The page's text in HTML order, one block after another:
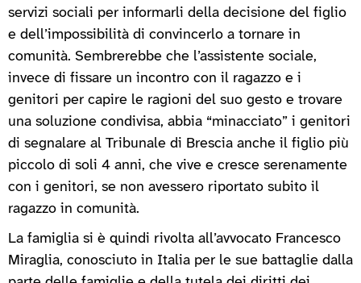
servizi sociali per informarli della decisione del figlio
e dell’impossibilità di convincerlo a tornare in
comunità. Sembrerebbe che l’assistente sociale,
invece di fissare un incontro con il ragazzo e i
genitori per capire le ragioni del suo gesto e trovare
una soluzione condivisa, abbia “minacciato” i genitori
di segnalare al Tribunale di Brescia anche il figlio più
piccolo di soli 4 anni, che vive e cresce serenamente
con i genitori, se non avessero riportato subito il
ragazzo in comunità.
La famiglia si è quindi rivolta all’avvocato Francesco
Miraglia, conosciuto in Italia per le sue battaglie dalla